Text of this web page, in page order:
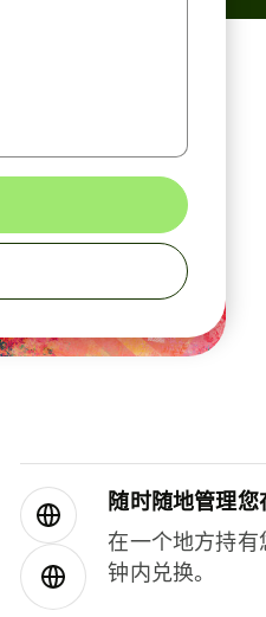
随时随地管理您
在一个地方持有
钟内兑换。